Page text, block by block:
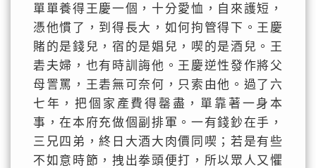
單單養得王慶一個，十分愛恤，自來護短，
憑他慣了，到得長大，如何拘管得下。王慶
賭的是錢兒，宿的是娼兒，喫的是酒兒。王
砉夫婦，也有時訓誨他。王慶逆性發作將父
母詈罵，王砉無可奈何，只索由他。過了六
七年，把個家產費得罄盡，單靠著一身本
事，在本府充做個副排軍。一有錢鈔在手，
三兄四弟，終日大酒大肉價同喫；若是有些
不如意時節，拽出拳頭便打，所以眾人又懼